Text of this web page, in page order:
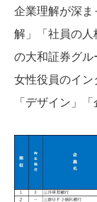
企業理解が深
解」「社員の
の大和証券グル
女性役員のイン
「デザイン」